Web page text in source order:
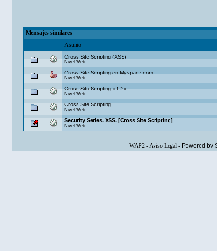
Mensajes similares
Asunto
Cross Site Scripting (XSS)
Nivel Web
Cross Site Scripting en Myspace.com
Nivel Web
Cross Site Scripting «1 2»
Nivel Web
Cross Site Scripting
Nivel Web
Security Series. XSS. [Cross Site Scripting]
Nivel Web
WAP2-Aviso Legal- Powered by